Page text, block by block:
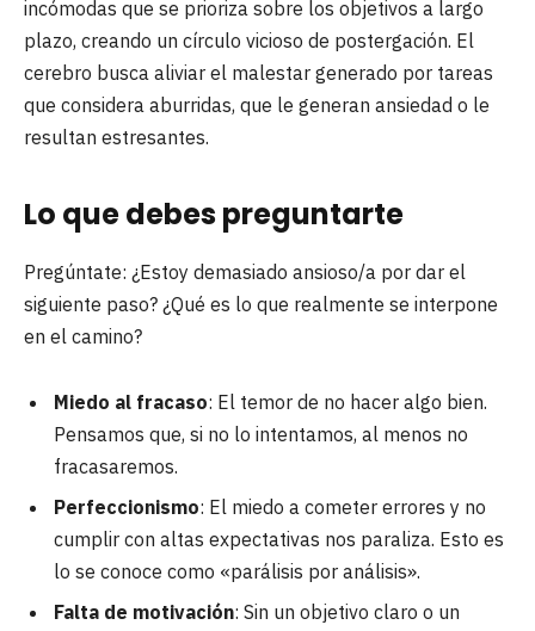
incómodas que se prioriza sobre los objetivos a largo
plazo, creando un círculo vicioso de postergación. El
cerebro busca aliviar el malestar generado por tareas
que considera aburridas, que le generan ansiedad o le
resultan estresantes.
Lo que debes preguntarte
Pregúntate: ¿Estoy demasiado ansioso/a por dar el
siguiente paso? ¿Qué es lo que realmente se interpone
en el camino?
Miedo al fracaso: El temor de no hacer algo bien.
Pensamos que, si no lo intentamos, al menos no
fracasaremos.
Perfeccionismo: El miedo a cometer errores y no
cumplir con altas expectativas nos paraliza. Esto es
lo se conoce como «parálisis por análisis».
Falta de motivación: Sin un objetivo claro o un